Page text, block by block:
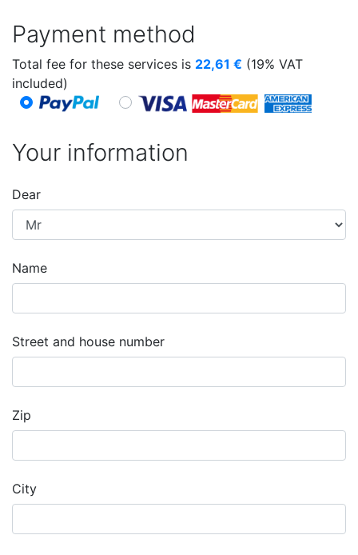
Payment method
Total fee for these services is 22,61 € (19% VAT
included)
Your information
Dear
Name
Street and house number
Zip
City